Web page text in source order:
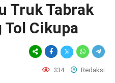
Truk Tabrak
Tol Cikupa
334 Redaksi